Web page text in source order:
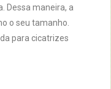
Dessa maneira, a
o seu tamanho.
para cicatrizes